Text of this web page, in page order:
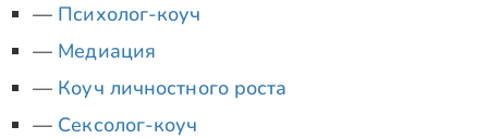
Психолог-коуч
Медиация
Коуч личностного роста
Сексолог-коуч